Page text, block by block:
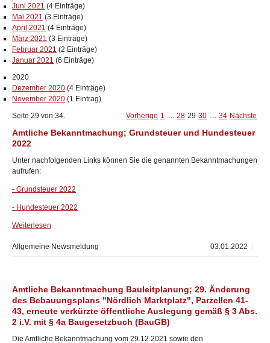
Juni 2021 (4 Einträge)
Mai 2021 (3 Einträge)
April 2021 (4 Einträge)
März 2021 (3 Einträge)
Februar 2021 (2 Einträge)
Januar 2021 (6 Einträge)
2020
Dezember 2020 (4 Einträge)
November 2020 (1 Eintrag)
Seite 29 von 34.
Vorherige 1 .... 28 29 30 .... 34 Nächste
Amtliche Bekanntmachung; Grundsteuer und Hundesteuer
2022
Unter nachfolgenden Links können Sie die genannten Bekanntmachungen
aufrufen:
- Grundsteuer 2022
- Hundesteuer 2022
Weiterlesen
03.01.2022
Allgemeine Newsmeldung
Amtliche Bekanntmachung Bauleitplanung; 29. Änderung
des Bebauungsplans "Nördlich Marktplatz", Parzellen 41-
43, erneute verkürzte öffentliche Auslegung gemäß § 3 Abs.
2 i.V. mit § 4a Baugesetzbuch (BauGB)
Die Amtliche Bekanntmachung vom 29.12.2021 sowie den